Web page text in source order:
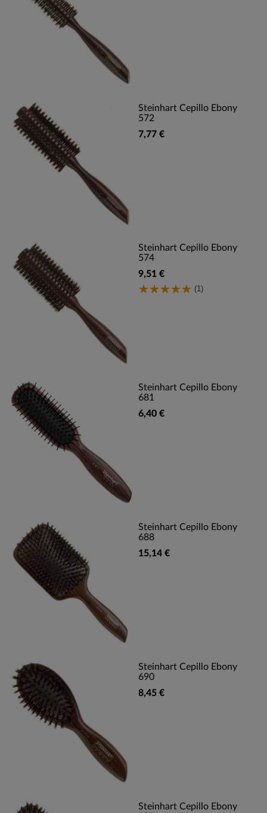
Steinhart Cepillo Ebony
572
7,77 €
Steinhart Cepillo Ebony
574
9,51 €
(1)
Steinhart Cepillo Ebony
681
6,40 €
Steinhart Cepillo Ebony
688
15,14 €
Steinhart Cepillo Ebony
690
8,45 €
Steinhart Cepillo Ebony